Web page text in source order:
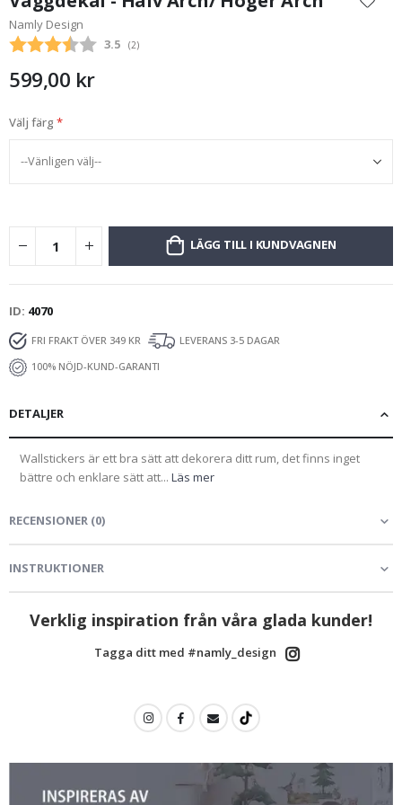
början
av
bildgalleriet
Namly Design
Snittbetyg:
3.5 (röster:
2)
599,00 kr
Välj färg
LÄGG TILL I KUNDVAGNEN
ID 4070
FRI FRAKT ÖVER 349 KR
LEVERANS 3-5 DAGAR
100% NÖJD-KUND-GARANTI
DETALJER
Wallstickers är ett bra sätt att dekorera ditt rum, det finns inget
bättre och enklare sätt att... Läs mer
RECENSIONER (0)
INSTRUKTIONER
Verklig inspiration från våra glada kunder!
Tagga ditt med #namly_design